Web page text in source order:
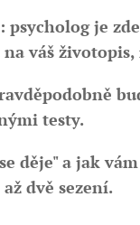
psycholog je
váš
testy.
děje" a jak
dvě sezení.